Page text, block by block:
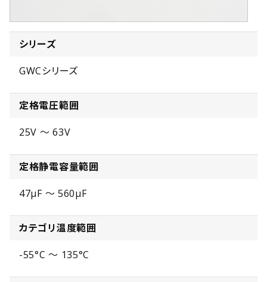
シリーズ
GWCシリーズ
定格電圧範囲
25V ～ 63V
定格静電容量範囲
47µF ～ 560µF
カテゴリ温度範囲
-55°C ～ 135°C